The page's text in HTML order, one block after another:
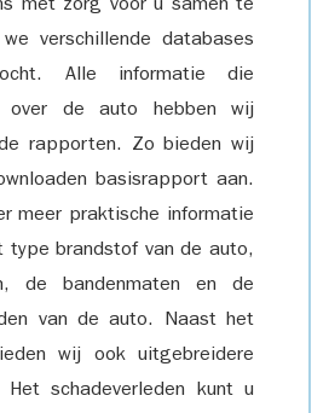
met zorg voor u samen te
verschillende databases
Alle informatie die
over de auto hebben wij
rapporten. Zo bieden wij
basisrapport aan.
meer praktische informatie
type brandstof van de auto,
de bandenmaten en de
van de auto. Naast het
wij ook uitgebreidere
schadeverleden kunt u